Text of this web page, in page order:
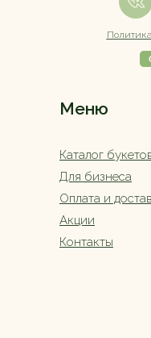
Меню
Каталог
Оплата и
Для бизнеса
Акции
Контакты